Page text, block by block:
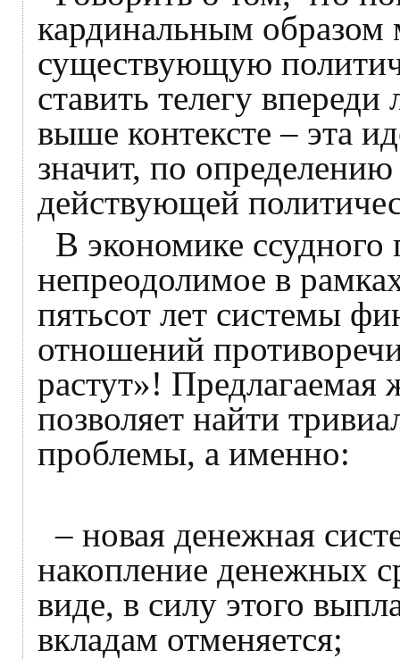
кардинальным образом
существующую
ставить телегу
выше контексте – эта
значит, по
действующей
В экономике ссудного
непреодолимое в
пятьсот лет системы
отношений
растут»! Предлагаемая
позволяет найти
проблемы, а именно:
– новая денежная
накопление денежных
виде, в силу этого
вкладам отменяется;